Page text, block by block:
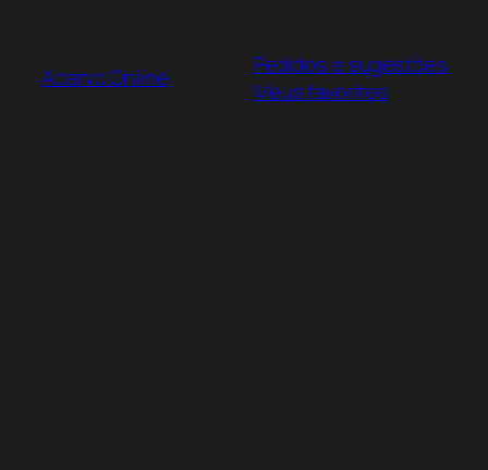
Acervo Online
Pedidos e sugestões
Meus favoritos